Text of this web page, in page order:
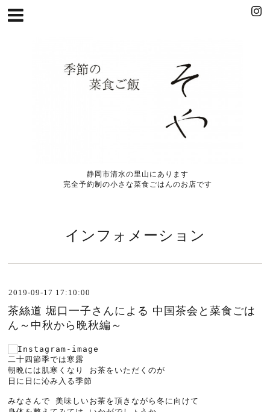
静岡市清水の里山にあります
完全予約制の小さな菜食ごはんのお店です
インフォメーション
2019-09-17 17:10:00
茶絲道 堀口一子さんによる 中国茶会と菜食ごは
ん～中秋から晩秋編～
二十四節季では寒露
朝晩には肌寒くなり お茶をいただくのが
日に日に沁み入る季節
みなさんで 美味しいお茶を頂きながら冬に向けて